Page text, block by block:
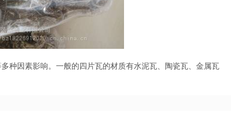
种因素影响。一般的四片瓦的材质有水泥瓦、陶瓷瓦、金属瓦